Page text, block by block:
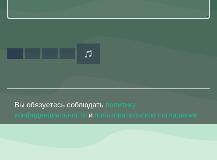
Вы обязуетесь соблюдать политику
конфиденциальности и пользовательское соглашение